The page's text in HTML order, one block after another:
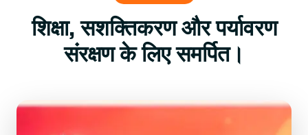
शिक्षा, सशक्तिकरण और पर्यावरण
संरक्षण के लिए समर्पित।